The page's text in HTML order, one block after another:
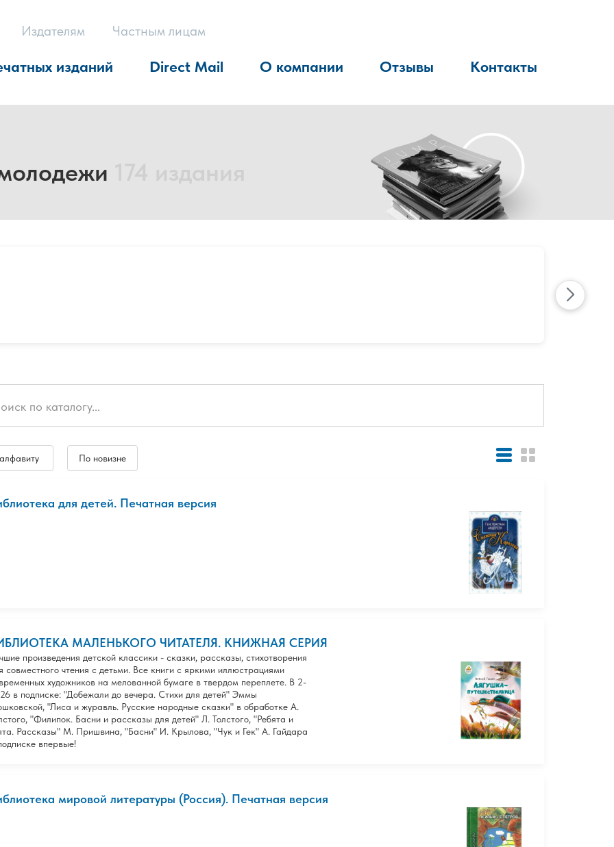
Издателям Частным лицам
изданий Direct Mail О компании Отзывы Контакты
По новизне
для детей. Печатная версия
МАЛЕНЬКОГО ЧИТАТЕЛЯ. КНИЖНАЯ СЕРИЯ
произведения детской классики - сказки, рассказы, стихотворения
совместного чтения с детьми. Все книги с яркими иллюстрациями
художников на мелованной бумаге в твердом переплете. В 2-
в подписке: "Добежали до вечера. Стихи для детей" Эммы
"Лиса и журавль. Русские народные сказки" в обработке А.
"Филипок. Басни и рассказы для детей" Л. Толстого, "Ребята и
Рассказы" М. Пришвина, "Басни" И. Крылова, "Чук и Гек" А. Гайдара
впервые!
мировой литературы (Россия). Печатная версия